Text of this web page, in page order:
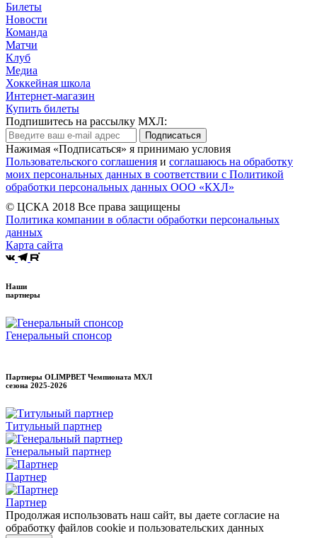
Билеты
Новости
Команда
Матчи
Клуб
Медиа
Хоккейная школа
Интернет-магазин
Купить билеты
Подпишитесь на рассылку МХЛ:
Подписаться
Нажимая «Подписаться» я принимаю условия
Пользовательского соглашения и соглашаюсь на обработку
моих персональных данных в соответствии с Политикой
обработки персональных данных ООО «КХЛ»
© ЦСКА 2018 Все права защищены
Политика компании в области обработки персональных
данных
Карта сайта
Наши
партнеры
Генеральный спонсор
Партнеры OLIMPBET Чемпионата МХЛ
сезона 2025-2026
Титульный партнер
Генеральный партнер
Партнер
Партнер
Продолжая использовать наш сайт, вы даете согласие на
обработку файлов cookie и пользовательских данных